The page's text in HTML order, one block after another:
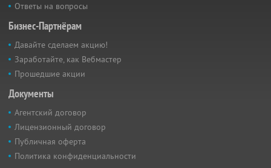
Ответы на вопросы
Бизнес-Партнёрам
Давайте сделаем акцию!
Заработайте, как Вебмастер
Прошедшие акции
Документы
Агентский договор
Лицензионный договор
Публичная оферта
Политика конфиденциальности